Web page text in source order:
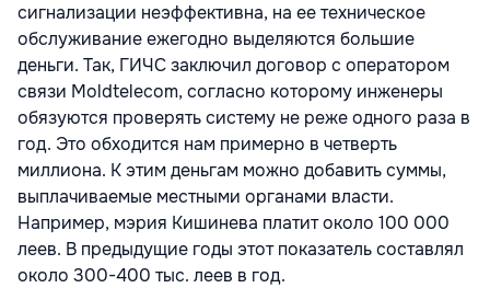
сигнализации неэффективна, на ее техническое
обслуживание ежегодно выделяются большие
деньги. Так, ГИЧС заключил договор с оператором
связи Moldtelecom, согласно которому инженеры
обязуются проверять систему не реже одного раза в
год. Это обходится нам примерно в четверть
миллиона. К этим деньгам можно добавить суммы,
выплачиваемые местными органами власти.
Например, мэрия Кишинева платит около 100 000
леев. В предыдущие годы этот показатель составлял
около 300-400 тыс. леев в год.